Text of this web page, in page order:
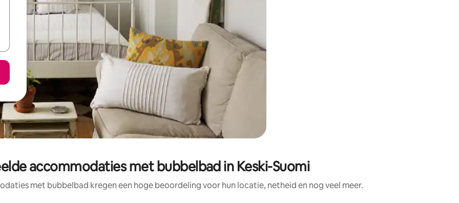
accommodaties met bubbelbad in Keski-Suomi
met bubbelbad kregen een hoge beoordeling voor hun locatie, netheid en nog veel meer.